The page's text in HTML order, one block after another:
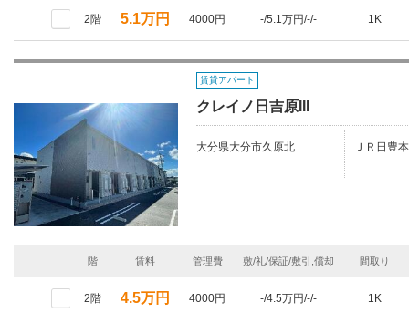
2階 5.1万円 4000円 -/5.1万円/-/- 1K
賃貸アパート
クレイノ日吉原III
大分県大分市久原北 ＪＲ日豊
階 賃料 管理費 敷/礼/保証/敷引,償却 間取り
2階 4.5万円 4000円 -/4.5万円/-/- 1K